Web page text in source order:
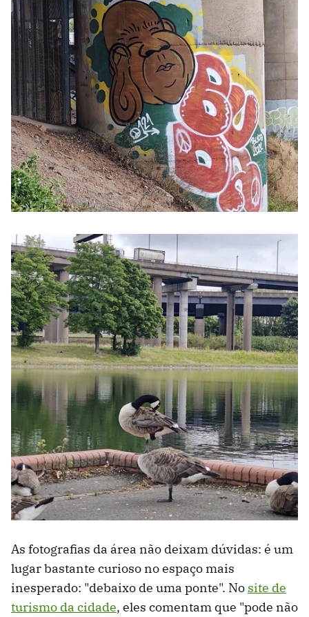
As fotografias da área não deixam dúvidas: é um
lugar bastante curioso no espaço mais
inesperado: "debaixo de uma ponte". No site de
turismo da cidade, eles comentam que "pode ​​não